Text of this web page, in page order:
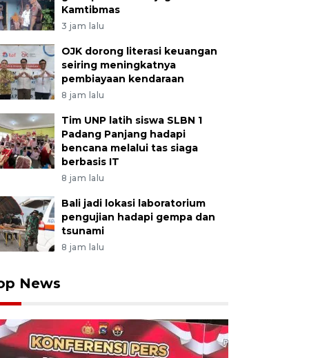
Kamtibmas
3 jam lalu
OJK dorong literasi keuangan
seiring meningkatnya
pembiayaan kendaraan
8 jam lalu
Tim UNP latih siswa SLBN 1
Padang Panjang hadapi
bencana melalui tas siaga
berbasis IT
8 jam lalu
Bali jadi lokasi laboratorium
pengujian hadapi gempa dan
tsunami
8 jam lalu
News